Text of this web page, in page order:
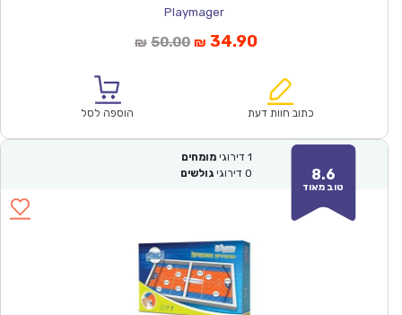
Playmager
₪ 50.00המחיר
₪50.00.
₪ 34.90המחיר
הוא:
כתוב חוות דעת הוספה לסל
8.6
טוב מאוד
1 דירוגי מומחים
0 דירוגי גולשים